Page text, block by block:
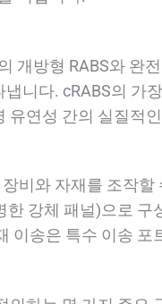
개방형 RABS와 완
니다. cRABS의 가
연성 간의 실질적
비와 자재를 조작할
강체 패널)으로 구
이송은 특수 이송